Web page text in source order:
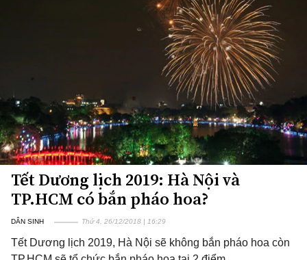
Tết Dương lịch 2019: Hà Nội và
TP.HCM có bắn pháo hoa?
DÂN SINH Thứ 4, 26/12/2018 | 16:29
Tết Dương lịch 2019, Hà Nội sẽ không bắn pháo hoa còn